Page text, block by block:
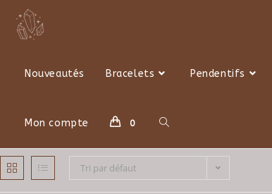
content
Nouveautés Bracelets Pendentifs
Mon compte 0 Toggle
Tri par défaut